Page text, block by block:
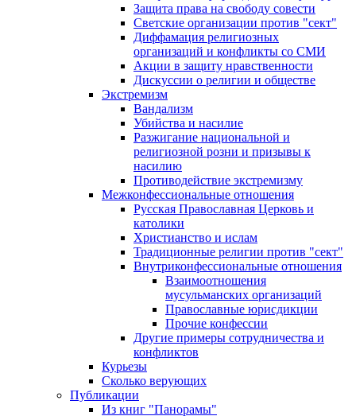
Защита права на свободу совести
Светские организации против "сект"
Диффамация религиозных
организаций и конфликты со СМИ
Акции в защиту нравственности
Дискуссии о религии и обществе
Экстремизм
Вандализм
Убийства и насилие
Разжигание национальной и
религиозной розни и призывы к
насилию
Противодействие экстремизму
Межконфессиональные отношения
Русская Православная Церковь и
католики
Христианство и ислам
Традиционные религии против "сект"
Внутриконфессиональные отношения
Взаимоотношения
мусульманских организаций
Православные юрисдикции
Прочие конфессии
Другие примеры сотрудничества и
конфликтов
Курьезы
Сколько верующих
Публикации
Из книг "Панорамы"